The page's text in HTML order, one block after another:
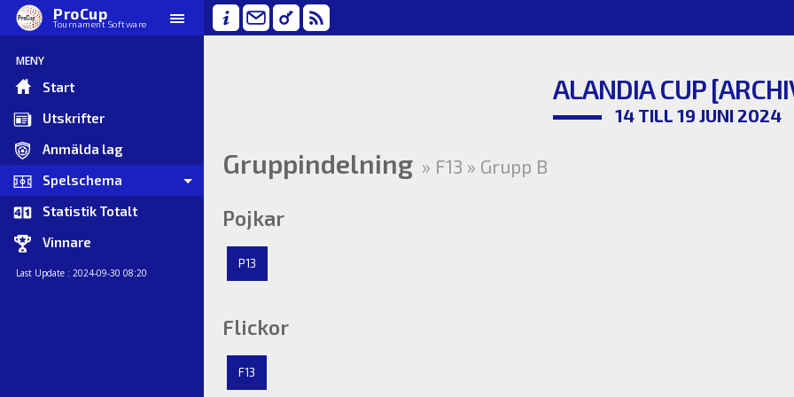
ProCup
Tournament Software
MENY
Start
Utskrifter
Anmälda lag
Spelschema
Statistik Totalt
Vinnare
Last Update : 2024-09-30 08:20
ALANDIA CUP
14 TILL 19 JUNI 2024
Gruppindelning » F13 » Grupp B
Pojkar
P13
Flickor
F13